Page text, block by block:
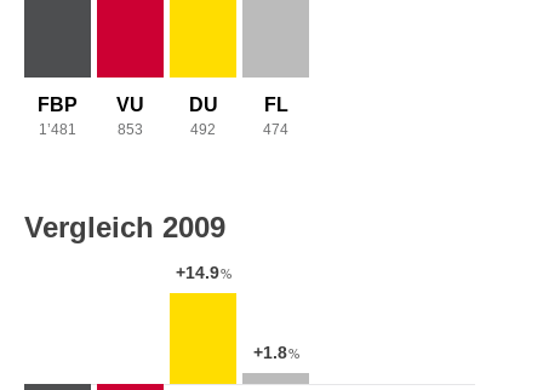
FBP
1’481
VU
853
DU
492
FL
474
Vergleich 2009
+14.9%
+1.8%